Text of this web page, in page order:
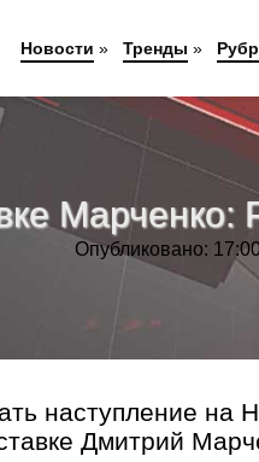
Марченко:
Опубликовано:
наступление на
Дмитрий
Новости » Тренды »